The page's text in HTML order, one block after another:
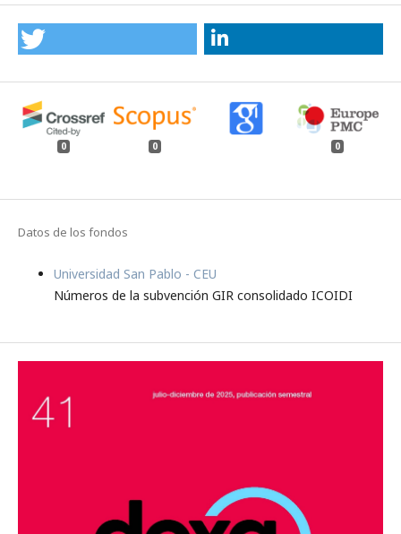
0 0 0
Datos de los fondos
Universidad San Pablo - CEU
Números de la subvención GIR consolidado ICOIDI